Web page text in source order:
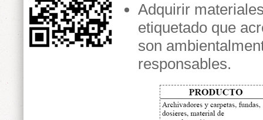
Adquirir
etiquetado que
son
responsables.